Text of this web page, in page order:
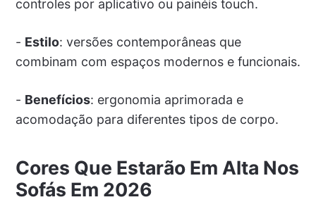
controles por aplicativo ou painéis touch.
- Estilo: versões contemporâneas que
combinam com espaços modernos e funcionais.
- Benefícios: ergonomia aprimorada e
acomodação para diferentes tipos de corpo.
Cores Que Estarão Em Alta Nos
Sofás Em 2026